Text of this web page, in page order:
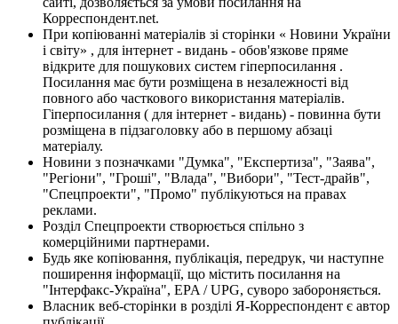
Корреспондент.net.
При копіюванні матеріалів зі сторінки « Новини України
і світу» , для інтернет - видань - обов'язкове пряме
відкрите для пошукових систем гіперпосилання .
Посилання має бути розміщена в незалежності від
повного або часткового використання матеріалів.
Гіперпосилання ( для інтернет - видань) - повинна бути
розміщена в підзаголовку або в першому абзаці
матеріалу.
Новини з позначками "Думка", "Експертиза", "Заява",
"Регіони", "Гроші", "Влада", "Вибори", "Тест-драйв",
"Спецпроекти", "Промо" публікуються на правах
реклами.
Розділ Спецпроекти створюється спільно з
комерційними партнерами.
Будь яке копіювання, публікація, передрук, чи наступне
поширення інформації, що містить посилання на
"Інтерфакс-Україна", EPA / UPG, суворо забороняється.
Власник веб-сторінки в розділі Я-Корреспондент є автор